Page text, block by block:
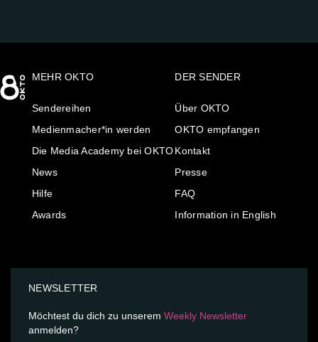
MEHR OKTO
Sendereihen
Medienmacher*in werden
Die Media Academy bei OKTO
News
Hilfe
Awards
DER SENDER
Über OKTO
OKTO empfangen
Kontakt
Presse
FAQ
Information in English
NEWSLETTER
Möchtest du dich zu unserem Weekly Newsletter
anmelden?